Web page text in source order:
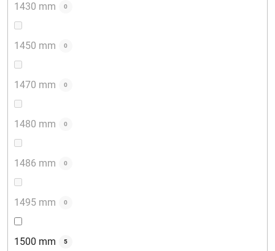
1430 mm 0
1450 mm 0
1470 mm 0
1480 mm 0
1486 mm 0
1495 mm 0
1500 mm 5